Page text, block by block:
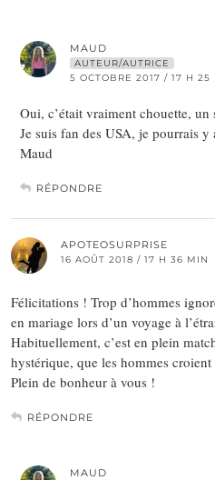
MAUD
AUTEUR/AUTRICE
5 OCTOBRE 2017 / 17 H 25
Oui, c’était vraiment chouette, un
Je suis fan des USA, je pourrais y
Maud
RÉPONDRE
APOTEOSURPRISE
16 AOÛT 2018 / 17 H 36 MIN
Félicitations ! Trop d’hommes
en mariage lors d’un voyage à
Habituellement, c’est en plein
hystérique, que les hommes
Plein de bonheur à vous !
RÉPONDRE
MAUD